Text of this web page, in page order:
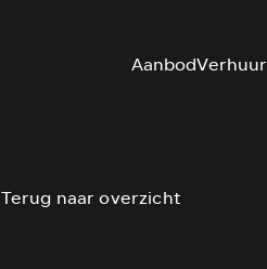
AanbodVerhuur
Terug naar overzicht